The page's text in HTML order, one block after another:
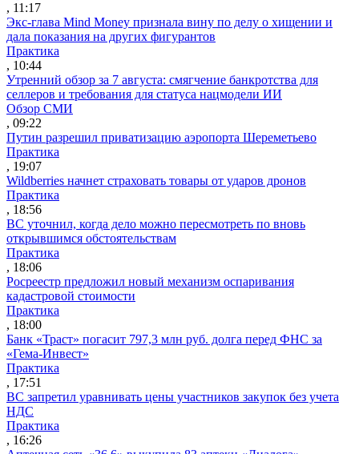
, 11:17
Экс-глава Mind Money признала вину по делу о хищении и
дала показания на других фигурантов
Практика
, 10:44
Утренний обзор за 7 августа: смягчение банкротства для
селлеров и требования для статуса нацмодели ИИ
Обзор СМИ
, 09:22
Путин разрешил приватизацию аэропорта Шереметьево
Практика
, 19:07
Wildberries начнет страховать товары от ударов дронов
Практика
, 18:56
ВС уточнил, когда дело можно пересмотреть по вновь
открывшимся обстоятельствам
Практика
, 18:06
Росреестр предложил новый механизм оспаривания
кадастровой стоимости
Практика
, 18:00
Банк «Траст» погасит 797,3 млн руб. долга перед ФНС за
«Гема-Инвест»
Практика
, 17:51
ВС запретил уравнивать цены участников закупок без учета
НДС
Практика
, 16:26